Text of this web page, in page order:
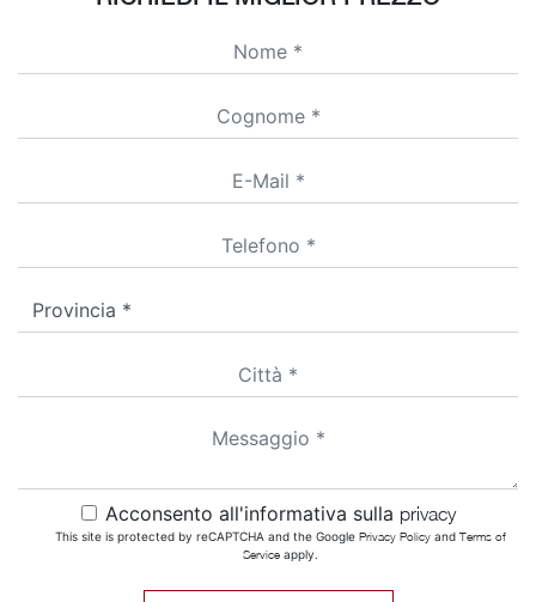
Acconsento all'informativa sulla privacy
This site is protected by reCAPTCHA and the Google Privacy Policyand Terms of
Serviceapply.